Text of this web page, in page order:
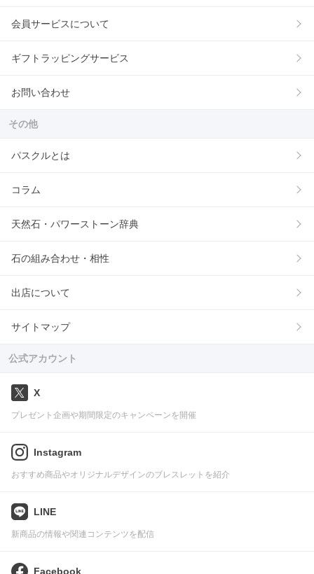
会員サービスについて
ギフトラッピングサービス
お問い合わせ
その他
パスクルとは
コラム
天然石・パワーストーン辞典
石の組み合わせ・相性
出店について
サイトマップ
公式アカウント
X
プレゼント企画や期間限定のキャンペーンを開催
Instagram
おすすめ商品やオリジナルデザインのブレスレットを紹介
LINE
新商品の情報や関連コンテンツを配信
Facebook